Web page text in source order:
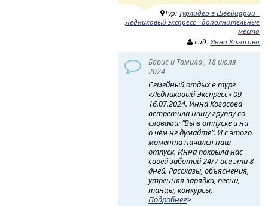
Тур: Турлидер в Швейцарии -
Ледниковый экспресс - дополнительные
места
Гид:Инна Когосова
Борис и Тамила , 18 июля
2024
Семейный отдых в туре
«Ледниковый Экспресс» 09-
16.07.2024. Инна Когосова
встретила нашу группу со
словами: “Вы в отпуске и ни
о чём не думайте”. И с этого
момента начался наш
отпуск. Инна покрыла нас
своей заботой 24/7 все эти 8
дней. Рассказы, объяснения,
утренняя зарядка, песни,
танцы, конкурсы,
Подробнее>